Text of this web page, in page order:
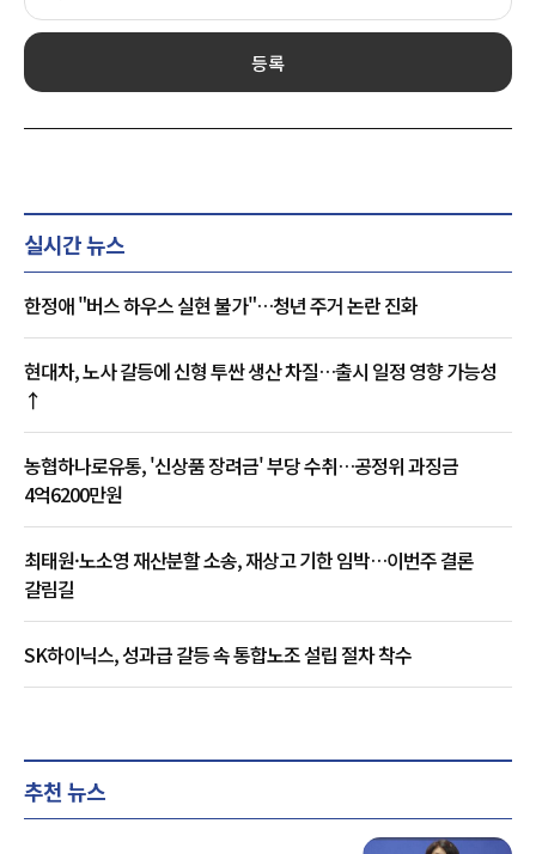
등록
실시간 뉴스
한정애 "버스 하우스 실현 불가"…청년 주거 논란 진화
현대차, 노사 갈등에 신형 투싼 생산 차질…출시 일정 영향 가능성
↑
농협하나로유통, '신상품 장려금' 부당 수취…공정위 과징금
4억6200만원
최태원·노소영 재산분할 소송, 재상고 기한 임박…이번주 결론
갈림길
SK하이닉스, 성과급 갈등 속 통합노조 설립 절차 착수
추천 뉴스